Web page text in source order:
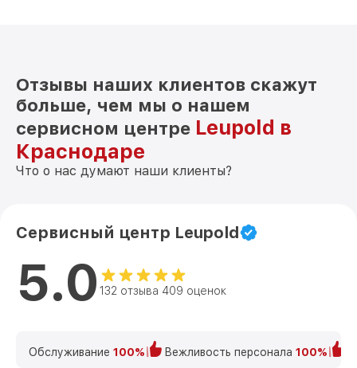
Отзывы наших клиентов скажут
больше, чем мы о нашем
сервисном центре Leupold в
Краснодаре
Что о нас думают наши клиенты?
Сервисный центр Leupold
5.0 132 отзыва 409 оценок
Обслуживание 100% Вежливость персонала 100%